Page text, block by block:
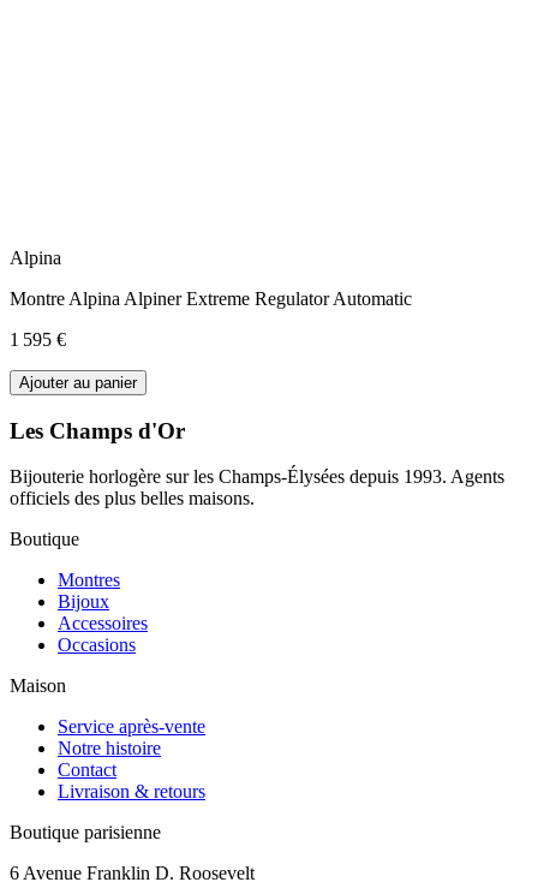
Alpina
Montre Alpina Alpiner Extreme Regulator Automatic
1 595 €
Ajouter au panier
Les Champs d'Or
Bijouterie horlogère sur les Champs-Élysées depuis 1993. Agents
officiels des plus belles maisons.
Boutique
Montres
Bijoux
Accessoires
Occasions
Maison
Service après-vente
Notre histoire
Contact
Livraison & retours
Boutique parisienne
6 Avenue Franklin D. Roosevelt